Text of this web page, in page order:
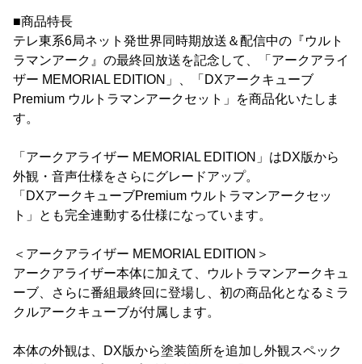
■商品特長
テレ東系6局ネット発世界同時期放送＆配信中の『ウルト
ラマンアーク』の最終回放送を記念して、「アークアライ
ザー MEMORIAL EDITION」、「DXアークキューブ
Premium ウルトラマンアークセット」を商品化いたしま
す。
「アークアライザー MEMORIAL EDITION」はDX版から
外観・音声仕様をさらにグレードアップ。
「DXアークキューブPremium ウルトラマンアークセッ
ト」とも完全連動する仕様になっています。
＜アークアライザー MEMORIAL EDITION＞
アークアライザー本体に加えて、ウルトラマンアークキュ
ーブ、さらに番組最終回に登場し、初の商品化となるミラ
クルアークキューブが付属します。
本体の外観は、DX版から塗装箇所を追加し外観スペック